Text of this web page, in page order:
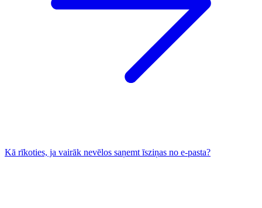
Kā rīkoties, ja vairāk nevēlos saņemt īsziņas no e-pasta?